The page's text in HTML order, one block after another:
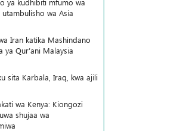
ya kudhibiti mfumo wa
utambulisho wa Asia
Iran katika Mashindano
ya Qur’ani Malaysia
sita Karbala, Iraq, kwa ajili
wa Kenya: Kiongozi
shujaa wa